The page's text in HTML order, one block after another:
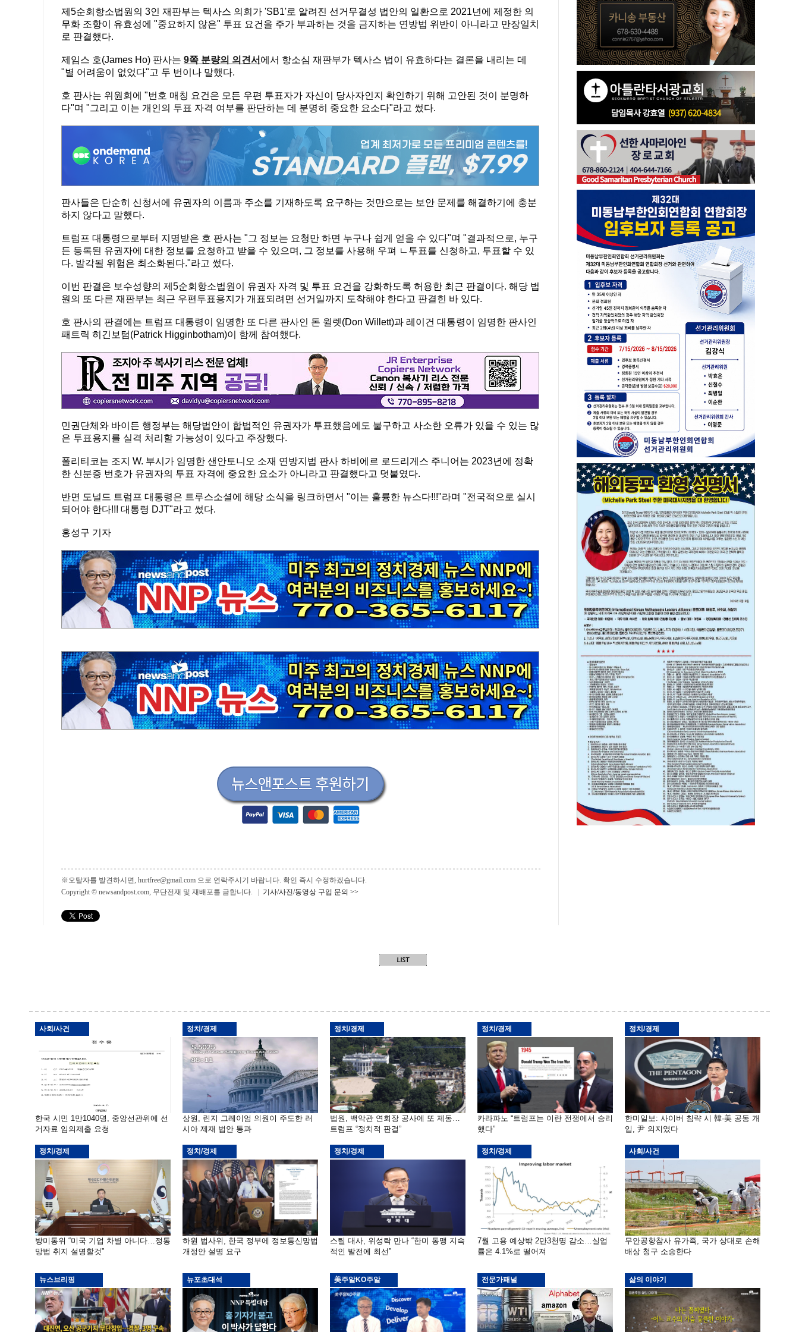
제5순회항소법원의 3인 재판부는 텍사스 의회가 'SB1'로 알려진 선거무결성 법안의 일환으로 2021년에 제정한 의
무화 조항이 유효성에 "중요하지 않은" 투표 요건을 주가 부과하는 것을 금지하는 연방법 위반이 아니라고 만장일치
로 판결했다.
제임스 호(James Ho) 판사는 9쪽 분량의 의견서 에서 항소심 재판부가 텍사스 법이 유효하다는 결론을 내리는 데
"별 어려움이 없었다"고 두 번이나 말했다.
호 판사는 위원회에 "번호 매칭 요건은 모든 우편 투표자가 자신이 당사자인지 확인하기 위해 고안된 것이 분명하
다"며 "그리고 이는 개인의 투표 자격 여부를 판단하는 데 분명히 중요한 요소다"라고 썼다.
판사들은 단순히 신청서에 유권자의 이름과 주소를 기재하도록 요구하는 것만으로는 보안 문제를 해결하기에 충분
하지 않다고 말했다.
트럼프 대통령으로부터 지명받은 호 판사는 "그 정보는 요청만 하면 누구나 쉽게 얻을 수 있다"며 "결과적으로, 누구
든 등록된 유권자에 대한 정보를 요청하고 받을 수 있으며, 그 정보를 사용해 우펴 ㄴ투표를 신청하고, 투표할 수 있
다. 발각될 위험은 최소화된다."라고 썼다.
이번 판결은 보수성향의 제5순회항소법원이 유권자 자격 및 투표 요건을 강화하도록 허용한 최근 판결이다. 해당 법
원의 또 다른 재판부는 최근 우편투표용지가 개표되려면 선거일까지 도착해야 한다고 판결힌 바 있다.
호 판사의 판결에는 트럼프 대통령이 임명한 또 다른 판사인 돈 윌렛(Don Willett)과 레이건 대통령이 임명한 판사인
패트릭 히긴보텀(Patrick Higginbotham)이 함께 참여했다.
민권단체와 바이든 행정부는 해당법안이 합법적인 유권자가 투표했음에도 불구하고 사소한 오류가 있을 수 있는 많
은 투표용지를 실격 처리할 가능성이 있다고 주장했다.
폴리티코는 조지 W. 부시가 임명한 샌안토니오 소재 연방지법 판사 하비에르 로드리게스 주니어는 2023년에 정확
한 신분증 번호가 유권자의 투표 자격에 중요한 요소가 아니라고 판결했다고 덧붙였다.
반면 도널드 트럼프 대통령은 트루스소셜에 해당 소식을 링크하면서 "이는 훌륭한 뉴스다!!!"라며 "전국적으로 실시
되어야 한다!!! 대통령 DJT"라고 썼다.
홍성구 기자
※오탈자를 발견하시면, hurtfree@gmail.com 으로 연락주시기 바랍니다. 확인 즉시 수정하겠습니다.
Copyright © newsandpost.com, 무단전재 및 재배포를 금합니다. | 기사/사진/동영상 구입 문의 >>
사회/사건
한국 시민 1만1040명, 중앙선관위에 선
거자료 임의제출 요청
정치/경제
상원, 린지 그레이엄 의원이 주도한 러
시아 제재 법안 통과
정치/경제
법원, 백악관 연회장 공사에 또 제동…
트럼프 “정치적 판결”
정치/경제
카라파노 “트럼프는 이란 전쟁에서 승리
했다”
정치/경제
한미일보: 사이버 침략 시 韓·美 공동 개
입, 尹 의지였다
정치/경제
방미통위 “미국 기업 차별 아니다…정통
망법 취지 설명할것”
정치/경제
하원 법사위, 한국 정부에 정보통신망법
개정안 설명 요구
정치/경제
스틸 대사, 위성락 만나 “한미 동맹 지속
적인 발전에 최선”
정치/경제
7월 고용 예상밖 2만3천명 감소…실업
률은 4.1%로 떨어져
사회/사건
무안공항참사 유가족, 국가 상대로 손해
배상 청구 소송한다
뉴스브리핑 뉴포초대석 美주알KO주알 전문가패널 삶의 이야기